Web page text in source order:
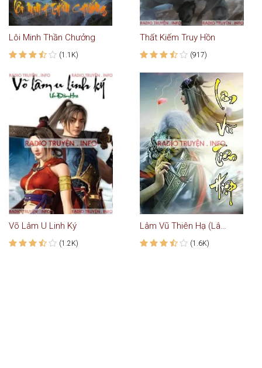
Lôi Minh Thần Chưởng
(1.1K)
Thất Kiếm Truy Hồn
(917)
Võ Lâm U Linh Ký
(1.2K)
Lâm Vũ Thiên Hạ (Lâm Vũ Tiên Hiệp)
(1.6K)